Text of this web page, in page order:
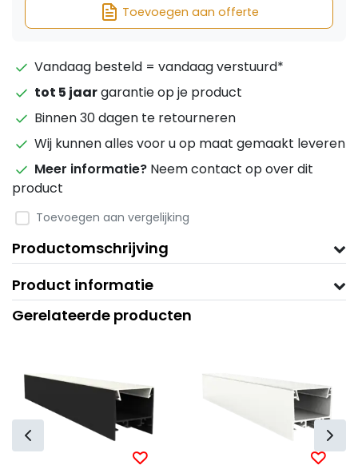
Toevoegen aan offerte
Vandaag besteld = vandaag verstuurd*
tot 5 jaargarantie op je product
Binnen 30 dagen te retourneren
Wij kunnen alles voor u op maat gemaakt leveren
Meer informatie? Neem contact op over dit
product
Toevoegen aan vergelijking
Productomschrijving
Product informatie
Gerelateerde producten